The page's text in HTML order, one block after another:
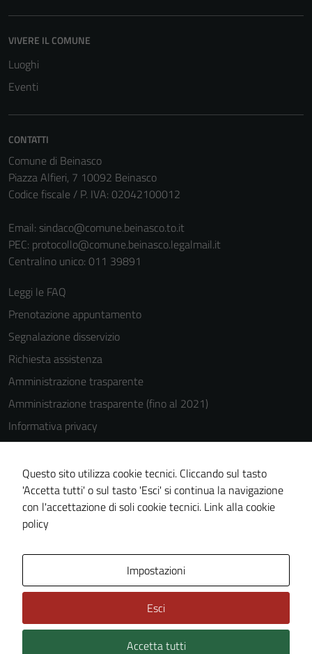
VIVERE IL COMUNE
Luoghi
Eventi
CONTATTI
Comune di Beinasco
Piazza Alfieri, 7 10092 Beinasco
Codice fiscale / P. IVA: 02042100012
Email: sindaco@comune.beinasco.to.it
PEC: protocollo@comune.beinasco.legalmail.it
Centralino unico: 011 39891
Leggi le FAQ
Prenotazione appuntamento
Segnalazione disservizio
Richiesta assistenza
Amministrazione trasparente
Amministrazione trasparente (fino al 2021)
Informativa privacy
Cookie Policy
Note legali
Dichiarazione di accessibilità
Piano di miglioramento del sito
Technical Design s.r.l.
Questo sito utilizza cookie tecnici. Cliccando sul tasto
'Accetta tutti' o sul tasto 'Esci' si continua la navigazione
con l'accettazione di soli cookie tecnici. Link alla cookie
policy
Impostazioni
Esci
Accetta tutti